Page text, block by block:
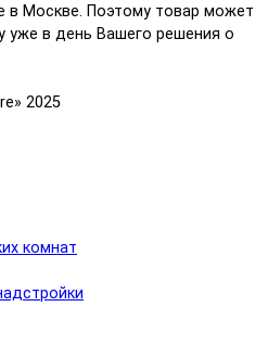
в Москве. Поэтому товар может
уже в день Вашего решения о
2025
комнат